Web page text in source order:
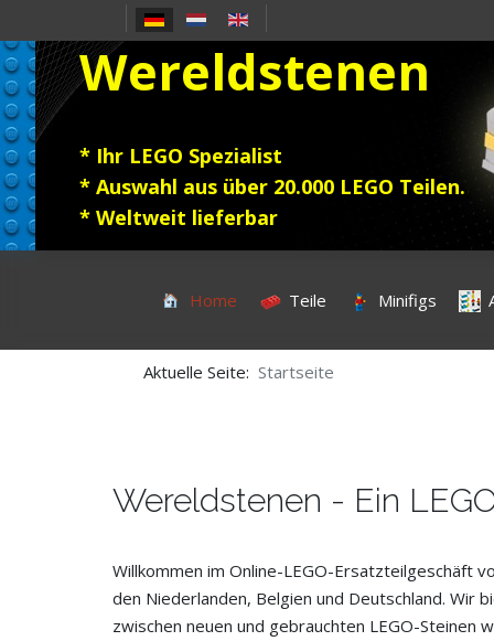
Sprache auswählen
* Ihr LEGO Spezialist
* Auswahl aus über 20.000 LEGO Teilen.
* Weltweit lieferbar
Wereldstenen
Home Teile Minifigs
Aktuelle Seite: Startseite
Wereldstenen - Ein
Willkommen im Online-LEGO-Ersatzteilgeschäft
den Niederlanden, Belgien und Deutschland. Wir
zwischen neuen und gebrauchten LEGO-Steinen